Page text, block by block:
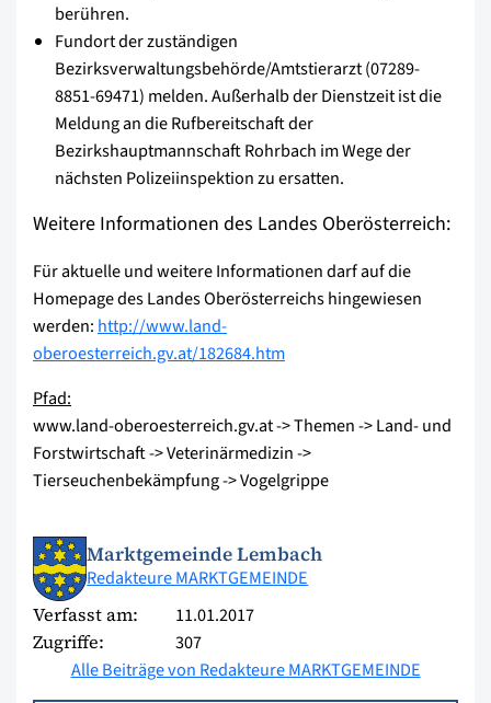
berühren.
Fundort der zuständigen
Bezirksverwaltungsbehörde/Amtstierarzt (07289-
8851-69471) melden. Außerhalb der Dienstzeit ist die
Meldung an die Rufbereitschaft der
Bezirkshauptmannschaft Rohrbach im Wege der
nächsten Polizeiinspektion zu ersatten.
Weitere Informationen des Landes Oberösterreich:
Für aktuelle und weitere Informationen darf auf die
Homepage des Landes Oberösterreichs hingewiesen
werden: http://www.land-
oberoesterreich.gv.at/182684.htm
Pfad:
www.land-oberoesterreich.gv.at -> Themen -> Land- und
Forstwirtschaft -> Veterinärmedizin ->
Tierseuchenbekämpfung -> Vogelgrippe
Marktgemeinde Lembach
Redakteure MARKTGEMEINDE
Verfasst am: 11.01.2017
Zugriffe:
307
Alle Beiträge von Redakteure MARKTGEMEINDE